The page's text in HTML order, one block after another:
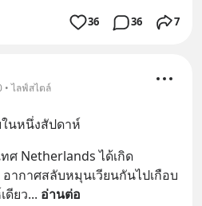
36 36 7
• ไลฟ์สไตล์
นหนึ่งสัปดาห์
ศ Netherlands ได้เกิด
ากาศสลับหมุนเวียนกันไปเกือบ
ดียว... อ่านต่อ